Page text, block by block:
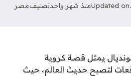
Updated onمنذ شهر واحدتصنيفمصر
يمثل قصة كروية
لتصبح حديث العالم، حيث